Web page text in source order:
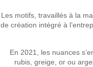
Les motifs, travaillés à la
de création intégré à
En 2021, les nuances
rubis, greige, or ou